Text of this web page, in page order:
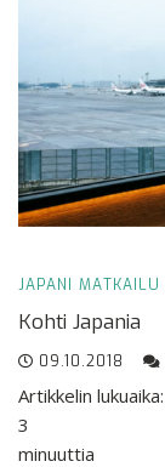
JAPANI MATKAILU
Kohti Japania
09.10.2018
Artikkelin lukuaika:
3
minuuttia